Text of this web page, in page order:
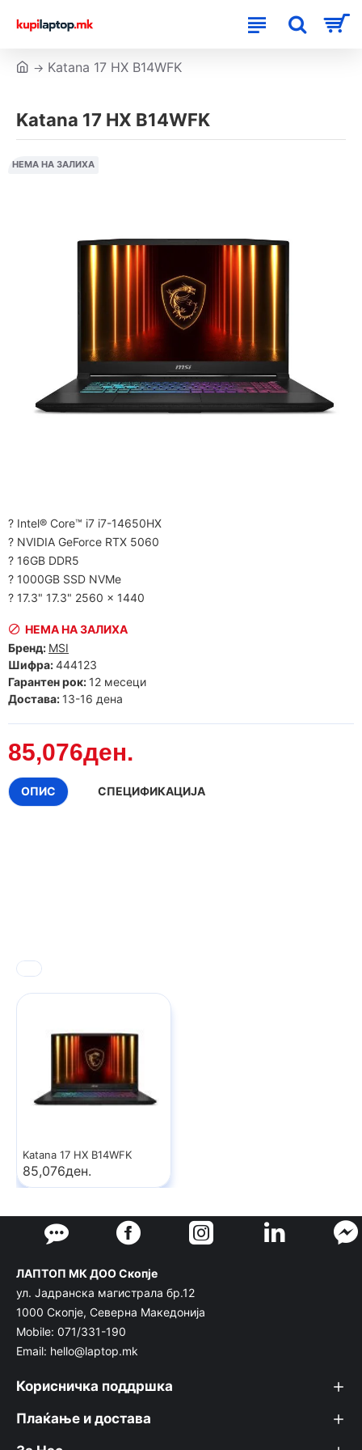
Katana 17 HX B14WFK
Katana 17 HX B14WFK
НЕМА НА ЗАЛИХА
? Intel® Core™ i7 i7-14650HX
? NVIDIA GeForce RTX 5060
? 16GB DDR5
? 1000GB SSD NVMe
? 17.3" 17.3" 2560 x 1440
85,076ден.
НЕМА НА ЗАЛИХА
Бренд: MSI
Шифра:444123
Гарантен рок: 12 месеци
Достава: 13-16 дена
ОПИС СПЕЦИФИКАЦИЈА
Katana 17 HX B14WFK
85,076ден.
ЛАПТОП МК ДОО Скопје
ул. Јадранска магистрала бр.12
1000 Скопје, Северна Македонија
Mobile: 071/331-190
Email: hello@laptop.mk
Корисничка поддршка
Плаќање и достава